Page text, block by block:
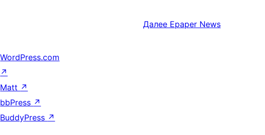
Далее Epaper News
WordPress.com
↗
Matt ↗
bbPress ↗
BuddyPress ↗